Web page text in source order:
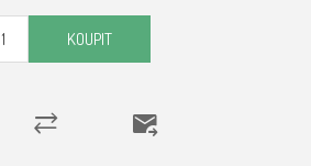
KOUPIT